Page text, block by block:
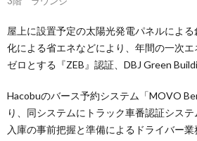
屋上に設置予定の太陽光発電パネルによ
化による省エネなどにより、年間の一次
ゼロとする『ZEB』認証、DBJ Green
Hacobuのバース予約システム「MOVO
り、同システムにトラック車番認証シス
入庫の事前把握と準備によるドライバー